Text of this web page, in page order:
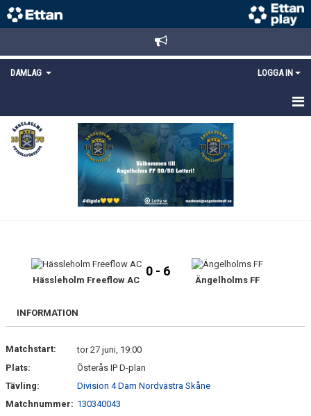
DAMLAG LOGGA IN
HEM
NYHETER
DOKUMENT
KONTAKT
Hässleholm Freeflow AC
0 - 6
Ängelholms FF
INFORMATION
Matchstart:
tor 27 juni, 19:00
Plats:
Österås IP D-plan
Tävling:
Division 4 Dam Nordvästra Skåne
Matchnummer: 130340043